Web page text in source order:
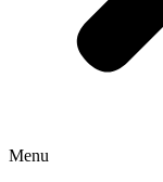
Menu